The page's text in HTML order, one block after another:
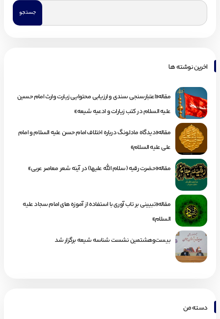
اخرین نوشته ها
مقاله«اعتبارسنجی سندی و ارزیابی محتوایی زیارت وارث امام حسین
علیه السلام در کتب زیارات و ادعیه شیعه»
مقاله«دیدگاه مادلونگ درباره اختلاف امام حسن علیه السلام و امام
علی علیه السلام»
مقاله«حضرت رقیه (سلام الله علیها) در آینه شعر معاصر عربی»
مقاله«تبیینی بر تاب آوری با استفاده از آموزه های امام سجاد علیه
السلام»
بیست‌وهشتمین نشست شناسه شیعه برگزار شد
دسته من